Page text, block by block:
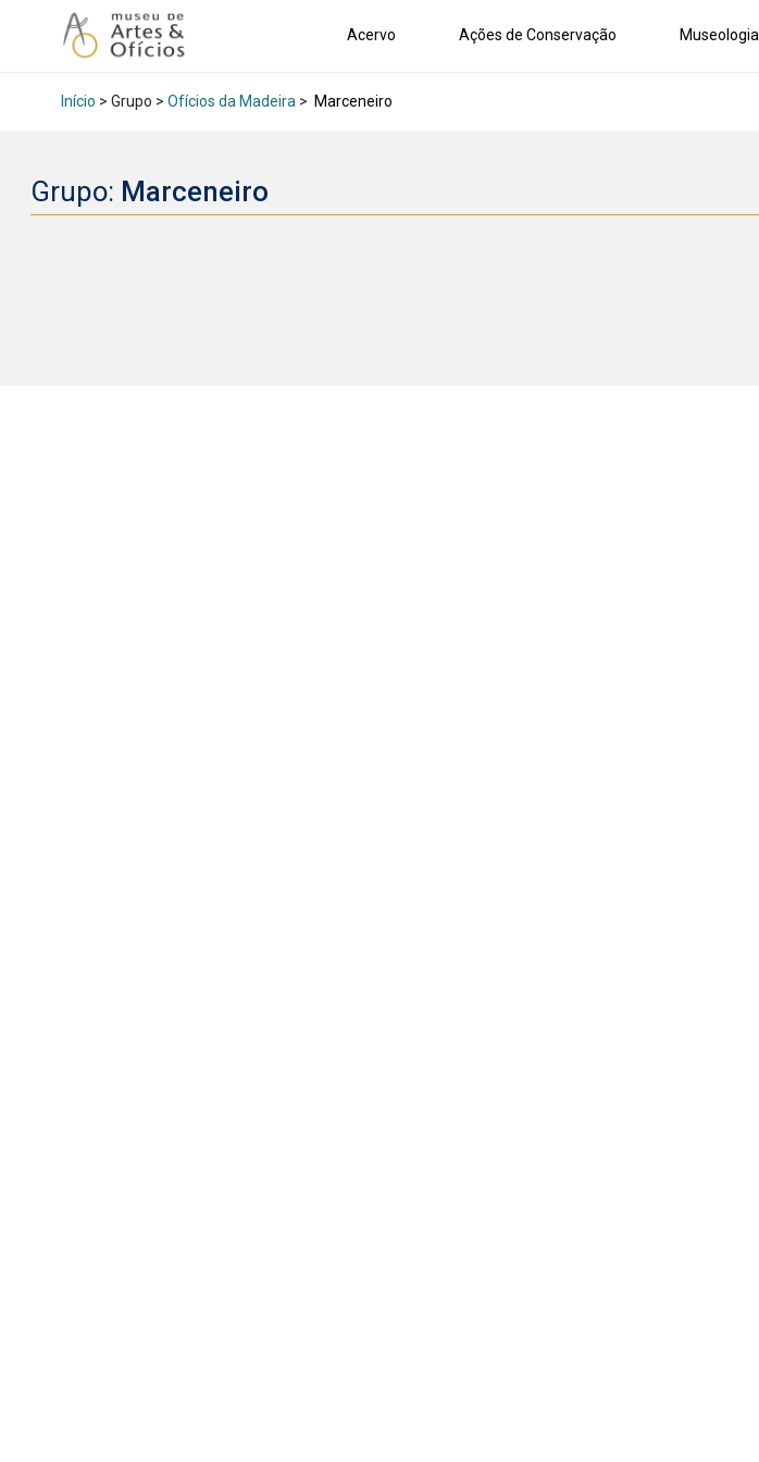
Acervo Ações de Conservação
Início > Grupo > Ofícios da Madeira > Marceneiro
Grupo: Marceneiro